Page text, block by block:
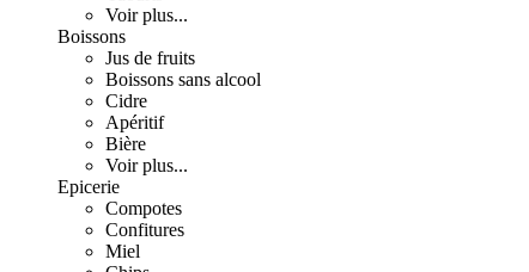
Voir plus...
Boissons
Jus de fruits
Boissons sans alcool
Cidre
Apéritif
Bière
Voir plus...
Epicerie
Compotes
Confitures
Miel